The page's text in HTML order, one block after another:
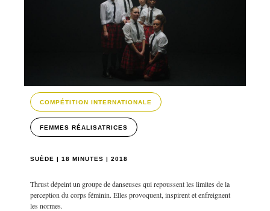
COMPÉTITION INTERNATIONALE
FEMMES RÉALISATRICES
SUÈDE | 18 MINUTES | 2018
Thrust dépeint un groupe de danseuses qui repoussent les limites de la
perception du corps féminin. Elles provoquent, inspirent et enfreignent
les normes.